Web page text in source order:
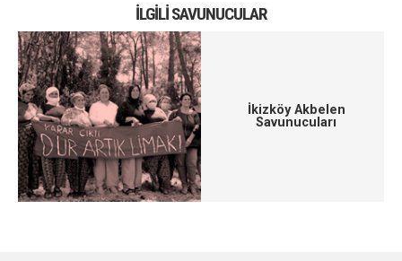
İLGILI SAVUNUCULAR
İkizköy Akbelen
Savunucuları